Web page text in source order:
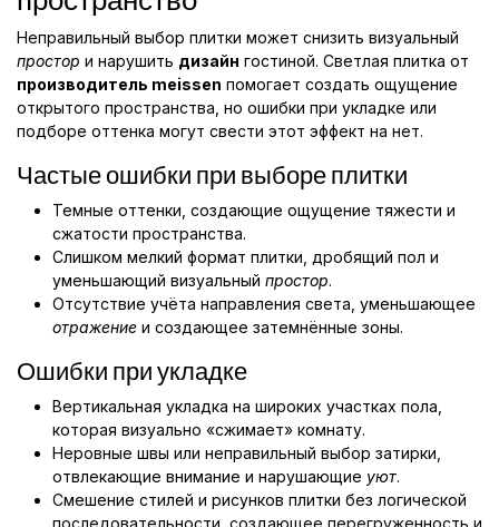
Неправильный выбор плитки может снизить визуальный
простор и нарушить дизайн гостиной. Светлая плитка от
производитель meissen помогает создать ощущение
открытого пространства, но ошибки при укладке или
подборе оттенка могут свести этот эффект на нет.
Частые ошибки при выборе плитки
Темные оттенки, создающие ощущение тяжести и
сжатости пространства.
Слишком мелкий формат плитки, дробящий пол и
уменьшающий визуальный простор.
Отсутствие учёта направления света, уменьшающее
отражение и создающее затемнённые зоны.
Ошибки при укладке
Вертикальная укладка на широких участках пола,
которая визуально «сжимает» комнату.
Неровные швы или неправильный выбор затирки,
отвлекающие внимание и нарушающие уют.
Смешение стилей и рисунков плитки без логической
последовательности, создающее перегруженность и